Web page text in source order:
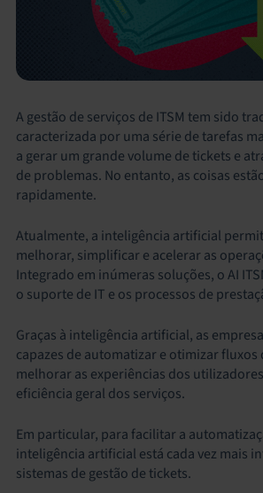
A gestão de serviços de ITSM tem sido
caracterizada por uma série de tarefas
a gerar um grande volume de tickets e
de problemas. No entanto, as coisas
rapidamente.
Atualmente, a inteligência artificial
melhorar, simplificar e acelerar as
Integrado em inúmeras soluções, o AI
o suporte de IT e os processos de
Graças à inteligência artificial, as
capazes de automatizar e otimizar fluxos
melhorar as experiências dos
eficiência geral dos serviços.
Em particular, para facilitar a
inteligência artificial está cada vez mais
sistemas de gestão de tickets.